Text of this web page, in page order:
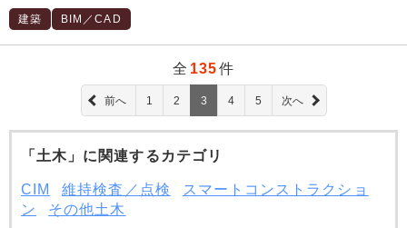
建築 BIM／CAD
全 135件
前へ 1 2 3 4 5 次へ
「土木」に関連するカテゴリ
CIM 維持検査／点検
スマートコンストラクショ
ン
その他土木